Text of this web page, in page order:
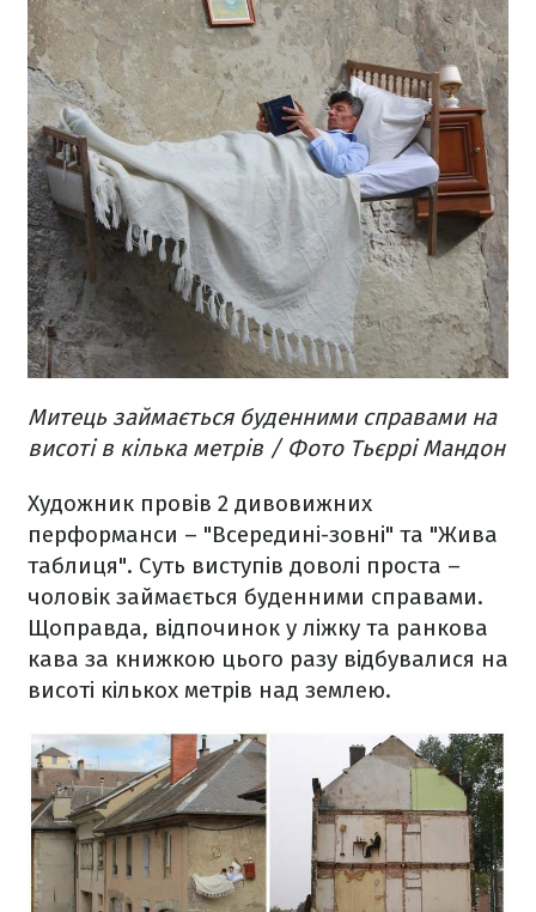
Митець займається буденними справами на
висоті в кілька метрів / Фото Тьєррі Мандон
Художник провів 2 дивовижних
перформанси – "Всередині-зовні" та "Жива
таблиця". Суть виступів доволі проста –
чоловік займається буденними справами.
Щоправда, відпочинок у ліжку та ранкова
кава за книжкою цього разу відбувалися на
висоті кількох метрів над землею.